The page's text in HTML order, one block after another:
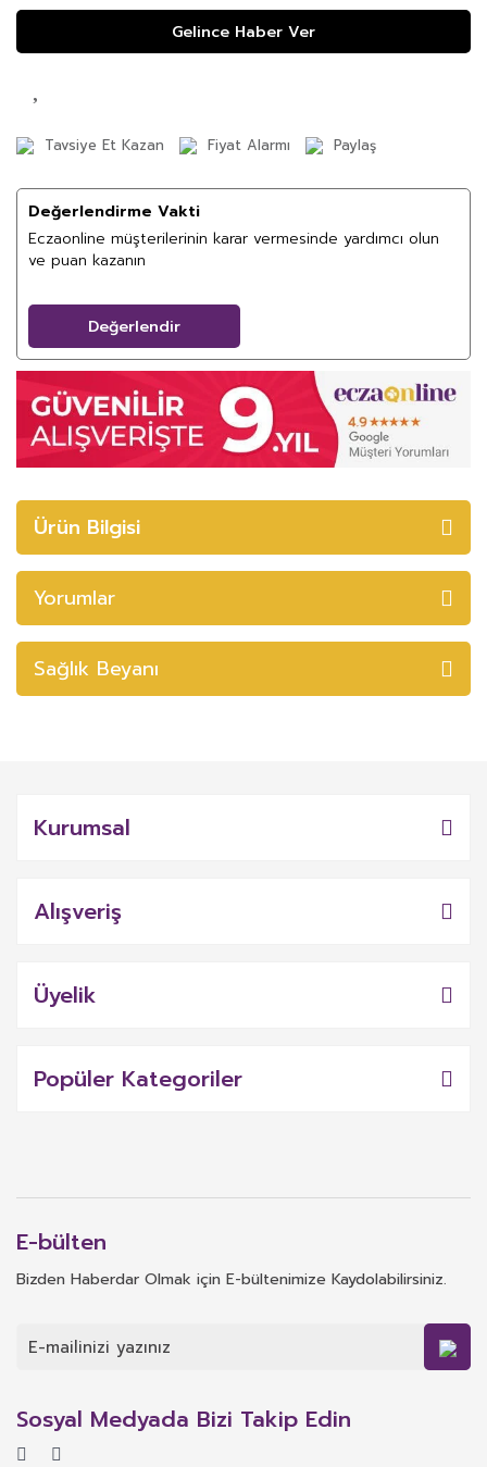
Gelince Haber Ver
Tavsiye Et Kazan Fiyat Alarmı Paylaş
Değerlendirme Vakti
Eczaonline müşterilerinin karar vermesinde yardımcı olun
ve puan kazanın
Değerlendir
Ürün Bilgisi
Yorumlar
Sağlık Beyanı
Kurumsal
Alışveriş
Üyelik
Popüler Kategoriler
E-bülten
Bizden Haberdar Olmak için E-bültenimize Kaydolabilirsiniz.
Sosyal Medyada Bizi Takip Edin